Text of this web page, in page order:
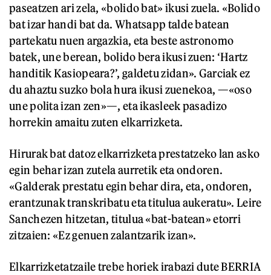
paseatzen ari zela, «bolido bat» ikusi zuela. «Bolido
bat izar handi bat da. Whatsapp talde batean
partekatu nuen argazkia, eta beste astronomo
batek, une berean, bolido bera ikusi zuen: ‘Hartz
handitik Kasiopeara?’, galdetu zidan». Garciak ez
du ahaztu suzko bola hura ikusi zuenekoa, —«oso
une polita izan zen»—, eta ikasleek pasadizo
horrekin amaitu zuten elkarrizketa.
Hirurak bat datoz elkarrizketa prestatzeko lan asko
egin behar izan zutela aurretik eta ondoren.
«Galderak prestatu egin behar dira, eta, ondoren,
erantzunak transkribatu eta titulua aukeratu». Leire
Sanchezen hitzetan, titulua «bat-batean» etorri
zitzaien: «Ez genuen zalantzarik izan».
Elkarrizketatzaile trebe horiek irabazi dute BERRIA